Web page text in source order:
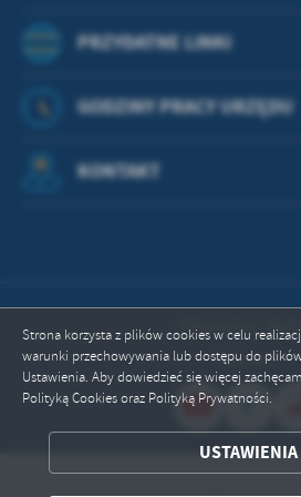
Strona korzysta z plików cookies w celu
warunki przechowywania lub dostępu do
Ustawienia. Aby dowiedzieć się więcej
Polityką Cookies oraz Polityką Prywatności.
USTAWIENIA
ZAPISZ
PRZYDATNE LINKI
GODZINY PRACY URZĘDU
KONTAKT
Odwiedzin:
Online: 1